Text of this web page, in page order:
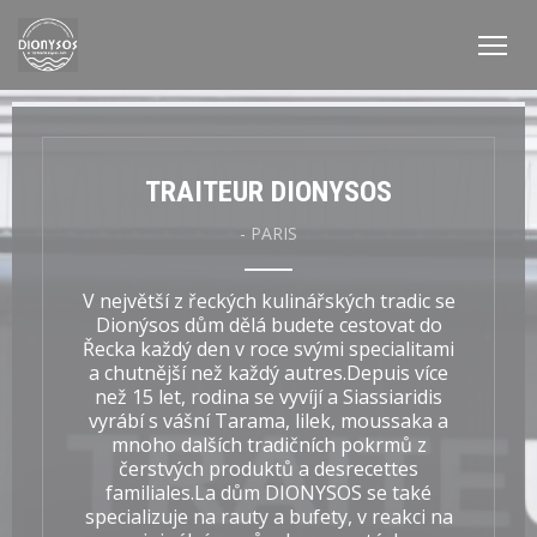
Panel pro správu cookies
TRAITEUR DIONYSOS
- PARIS
V největší z řeckých kulinářských tradic se
Dionýsos dům dělá budete cestovat do
Řecka každý den v roce svými specialitami
a chutnější než každý autres.Depuis více
než 15 let, rodina se vyvíjí a Siassiaridis
vyrábí s vášní Tarama, lilek, moussaka a
mnoho dalších tradičních pokrmů z
čerstvých produktů a desrecettes
familiales.La dům DIONYSOS se také
specializuje na rauty a bufety, v reakci na